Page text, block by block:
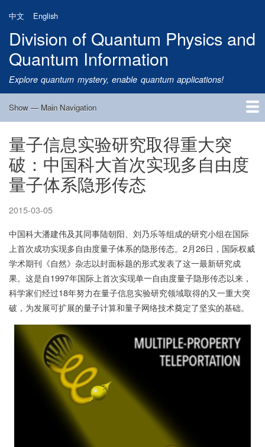
main
content
中文 English
Division of Quantum Physics and
Quantum Information
Explore quantum mystery, enable quantum applications!
Main
Show — Main Navigation
Home
Research
Quantum Satellite
People
News
Research Progress
Talks
Publications
Notice
Admission
Links
量子信息实验研究取得重大突
破：中国科大首次实现多自由度
量子体系隐形传态
2015-03-05
中国科大潘建伟及其同事陆朝阳、刘乃乐等组成的研究小组在国际
上首次成功实现多自由度量子体系的隐形传态。2月26日，国际权威
学术期刊《自然》杂志以封面标题的形式发表了这一最新研究成
果。这是自1997年国际上首次实现单一自由度量子隐形传态以来，
科学家们经过18年努力在量子信息实验研究领域取得的又一重大突
破，为发展可扩展的量子计算和量子网络技术奠定了坚实的基础。